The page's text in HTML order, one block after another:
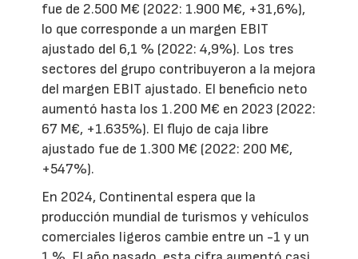
fue de 2.500 M€ (2022: 1.900 M€, +31,6%),
lo que corresponde a un margen EBIT
ajustado del 6,1 % (2022: 4,9%). Los tres
sectores del grupo contribuyeron a la mejora
del margen EBIT ajustado. El beneficio neto
aumentó hasta los 1.200 M€ en 2023 (2022:
67 M€, +1.635%). El flujo de caja libre
ajustado fue de 1.300 M€ (2022: 200 M€,
+547%).
En 2024, Continental espera que la
producción mundial de turismos y vehículos
comerciales ligeros cambie entre un -1 y un